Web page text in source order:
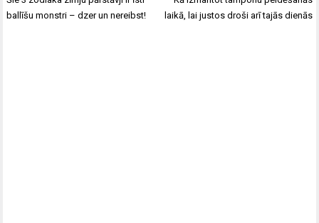
izvēlne
ballīšu monstri – dzer un nereibst!
laikā, lai justos droši arī tajās dienās